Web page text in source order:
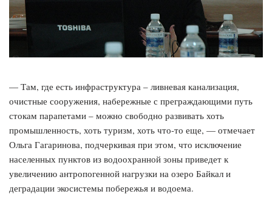
— Там, где есть инфраструктура – ливневая канализация,
очистные сооружения, набережные с преграждающими путь
стокам парапетами – можно свободно развивать хоть
промышленность, хоть туризм, хоть что-то еще, — отмечает
Ольга Гагаринова, подчеркивая при этом, что исключение
населенных пунктов из водоохранной зоны приведет к
увеличению антропогенной нагрузки на озеро Байкал и
деградации экосистемы побережья и водоема.